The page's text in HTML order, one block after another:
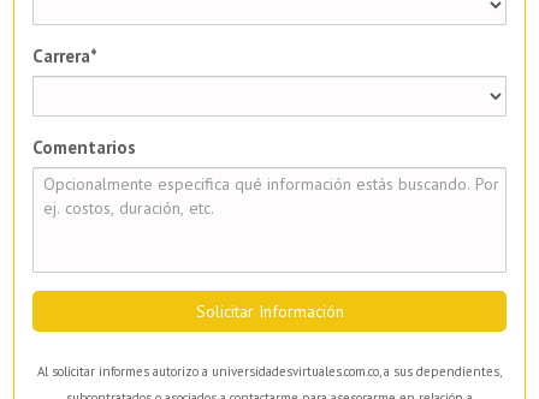
Carrera*
Comentarios
Solicitar Información
Al solicitar informes autorizo a universidadesvirtuales.com.co, a sus dependientes,